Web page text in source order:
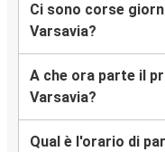
Ci sono corse
Varsavia?
A che ora parte il
Varsavia?
Qual è l'orario di